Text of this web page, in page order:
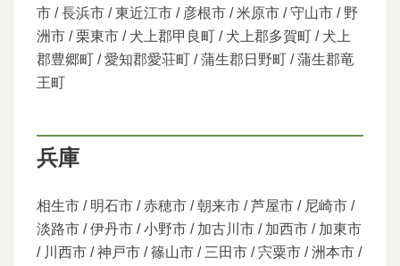
市 / 長浜市 / 東近江市 / 彦根市 / 米原市 / 守山市 / 野
洲市 / 栗東市 / 犬上郡甲良町 / 犬上郡多賀町 / 犬上
郡豊郷町 / 愛知郡愛荘町 / 蒲生郡日野町 / 蒲生郡竜
王町
兵庫
相生市 / 明石市 / 赤穂市 / 朝来市 / 芦屋市 / 尼崎市 /
淡路市 / 伊丹市 / 小野市 / 加古川市 / 加西市 / 加東市
/ 川西市 / 神戸市 / 篠山市 / 三田市 / 宍粟市 / 洲本市 /